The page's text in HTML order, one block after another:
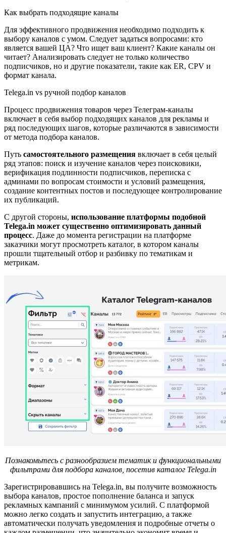
Как выбрать подходящие каналы
Для эффективного продвижения необходимо подходить к
выбору каналов с умом. Следует задаться вопросами: кто
является вашей ЦА? Что ищет ваш клиент? Какие каналы он
читает? Анализировать следует не только количество
подписчиков, но и другие показатели, такие как ER, CPV и
формат канала.
Telega.in vs ручной подбор каналов
Процесс продвижения товаров через Телеграм-каналы
включает в себя выбор подходящих каналов для рекламы и
ряд последующих шагов, которые различаются в зависимости
от метода подбора каналов.
Путь самостоятельного размещения включает в себя целый
ряд этапов: поиск и изучение каналов через поисковики,
верификация подлинности подписчиков, переписка с
админами по вопросам стоимости и условий размещения,
создание контентных постов и последующее контролирование
их публикаций.
С другой стороны, использование платформы подобной
Telega.in может существенно оптимизировать данный
процесс. Даже до момента регистрации на платформе
заказчики могут просмотреть каталог, в котором каналы
прошли тщательный отбор и разбивку по тематикам и
метрикам.
Познакомьтесь с разнообразием тематик и функциональными
фильтрами для подбора каналов, посетив каталог Telega.in
Зарегистрировавшись на Telega.in, вы получите возможность
выбора каналов, простое пополнение баланса и запуск
рекламных кампаний с минимумом усилий. С платформой
можно легко создать и запустить интеграцию, а также
автоматически получать уведомления и подробные отчеты о